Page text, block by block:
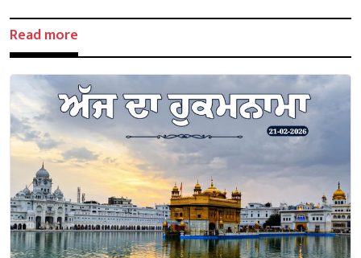
Read more